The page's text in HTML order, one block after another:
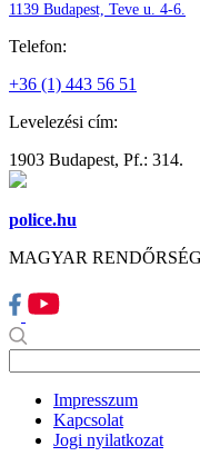
1139 Budapest, Teve u. 4-6.
Telefon:
+36 (1) 443 56 51
Levelezési cím:
1903 Budapest, Pf.: 314.
police.hu
MAGYAR RENDŐRSÉG
Impresszum
Kapcsolat
Jogi nyilatkozat